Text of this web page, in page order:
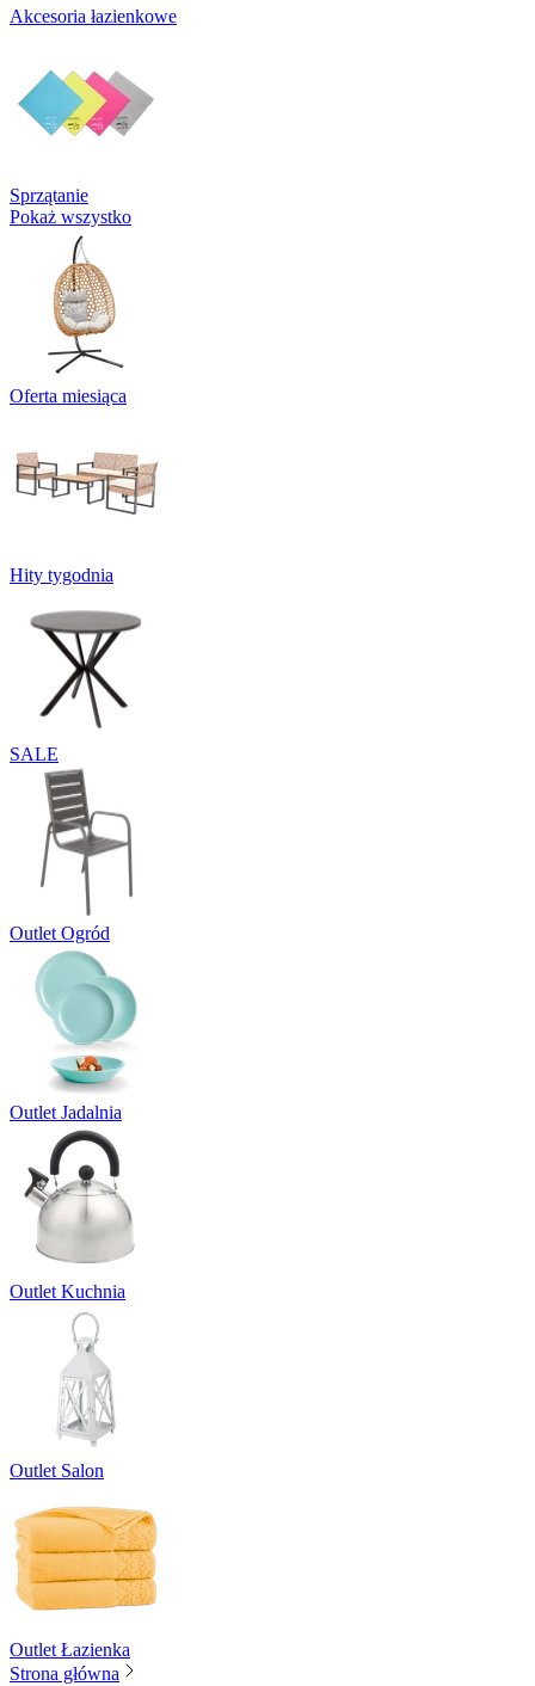
Akcesoria łazienkowe
Sprzątanie
Pokaż wszystko
Oferta miesiąca
Hity tygodnia
SALE
Outlet Ogród
Outlet Jadalnia
Outlet Kuchnia
Outlet Salon
Outlet Łazienka
Strona główna